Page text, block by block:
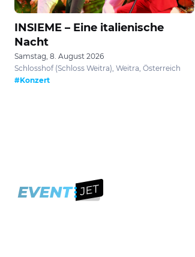
INSIEME – Eine italienische
Nacht
Samstag, 8. August 2026
Schlosshof (Schloss Weitra), Weitra, Österreich
#Konzert